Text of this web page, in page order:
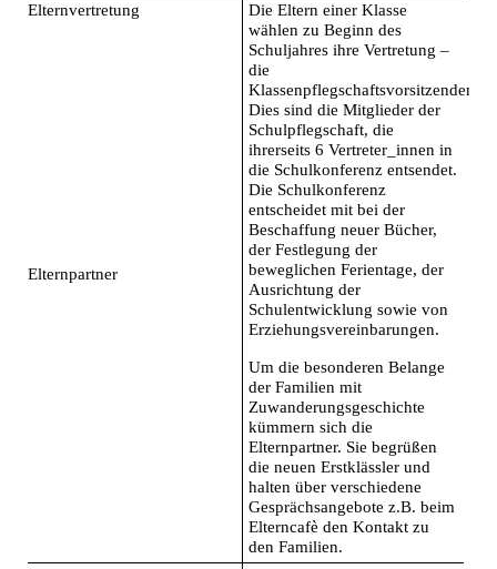
Elternvertretung
Elternpartner
Die Eltern einer Klasse
wählen zu Beginn des
Schuljahres ihre Vertretung –
die
Klassenpflegschaftsvorsitzenden.
Dies sind die Mitglieder der
Schulpflegschaft, die
ihrerseits 6 Vertreter_innen in
die Schulkonferenz entsendet.
Die Schulkonferenz
entscheidet mit bei der
Beschaffung neuer Bücher,
der Festlegung der
beweglichen Ferientage, der
Ausrichtung der
Schulentwicklung sowie von
Erziehungsvereinbarungen.
Um die besonderen Belange
der Familien mit
Zuwanderungsgeschichte
kümmern sich die
Elternpartner. Sie begrüßen
die neuen Erstklässler und
halten über verschiedene
Gesprächsangebote z.B. beim
Elterncafè den Kontakt zu
den Familien.